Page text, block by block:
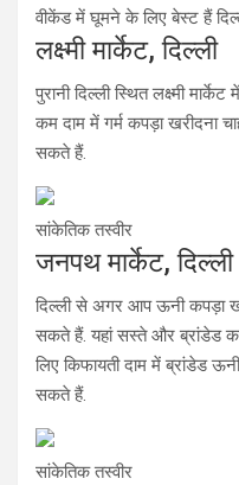
वीकेंड में घूमने के लिए बेस्ट हैं
लक्ष्मी मार्केट, दिल्ली
पुरानी दिल्ली स्थित लक्ष्मी
कम दाम में गर्म कपड़ा खरीदना
सकते हैं.
सांकेतिक तस्वीर
जनपथ मार्केट, दिल्ली
दिल्ली से अगर आप ऊनी कपड़ा
सकते हैं. यहां सस्ते और ब्रांडेड
लिए किफायती दाम में ब्रांडेड
सकते हैं.
सांकेतिक तस्वीर